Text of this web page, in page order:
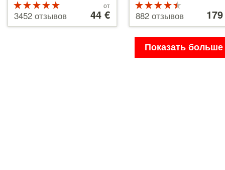
5 из 5
3452 отзывов
от
44 € 4.5 из 5
882 отзывов 179 €
Показать больше